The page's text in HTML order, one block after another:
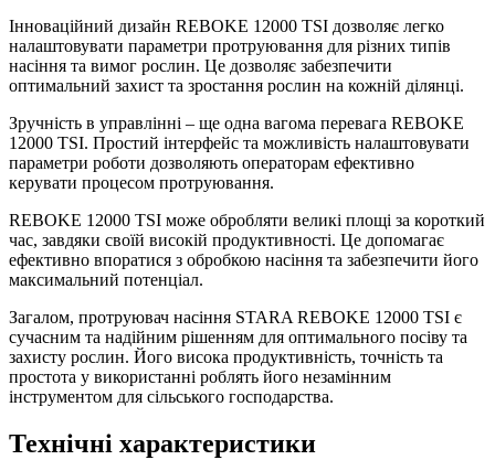
Інноваційний дизайн REBOKE 12000 TSI дозволяє легко
налаштовувати параметри протруювання для різних типів
насіння та вимог рослин. Це дозволяє забезпечити
оптимальний захист та зростання рослин на кожній ділянці.
Зручність в управлінні – ще одна вагома перевага REBOKE
12000 TSI. Простий інтерфейс та можливість налаштовувати
параметри роботи дозволяють операторам ефективно
керувати процесом протруювання.
REBOKE 12000 TSI може обробляти великі площі за короткий
час, завдяки своїй високій продуктивності. Це допомагає
ефективно впоратися з обробкою насіння та забезпечити його
максимальний потенціал.
Загалом, протруювач насіння STARA REBOKE 12000 TSI є
сучасним та надійним рішенням для оптимального посіву та
захисту рослин. Його висока продуктивність, точність та
простота у використанні роблять його незамінним
інструментом для сільського господарства.
Технічні характеристики